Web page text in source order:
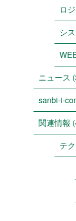
ロ
シ
ニュース
sanbi-i-
関連情報
テ